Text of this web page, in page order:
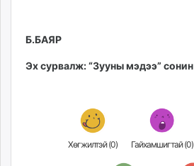
Б.БАЯР
Эх сурвалж: “Зууны мэдээ” сонин
Хөгжилтэй (0) Гайхамшигтай (0)